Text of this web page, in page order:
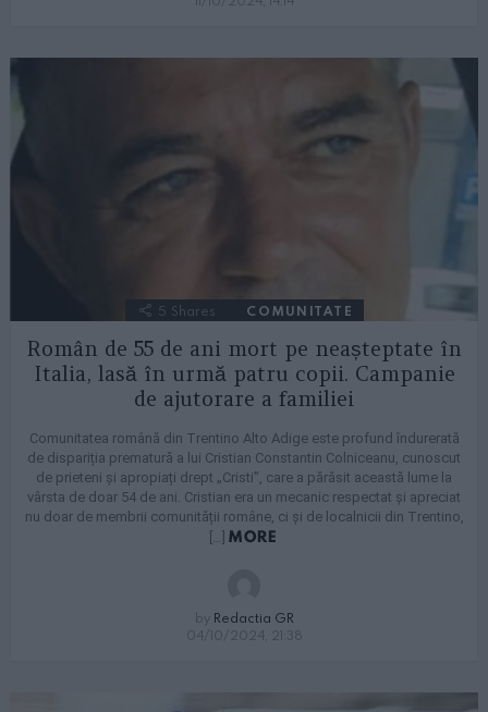
5 Shares COMUNITATE
Român de 55 de ani mort pe neașteptate în
Italia, lasă în urmă patru copii. Campanie
de ajutorare a familiei
Comunitatea română din Trentino Alto Adige este profund îndurerată
de dispariția prematură a lui Cristian Constantin Colniceanu, cunoscut
de prieteni și apropiați drept „Cristi”, care a părăsit această lume la
vârsta de doar 54 de ani. Cristian era un mecanic respectat și apreciat
nu doar de membrii comunității române, ci și de localnicii din Trentino,
[…]MORE
by Redactia GR
04/10/2024, 21:38